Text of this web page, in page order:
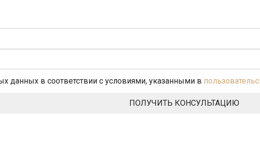
данных в соответствии с условиями, указанными в